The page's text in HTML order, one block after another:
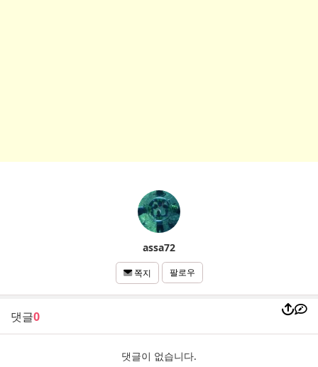
assa72
쪽지 팔로우
댓글0
댓글이 없습니다.